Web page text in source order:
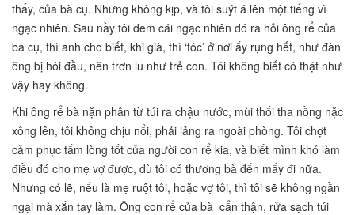
thấy, của bà cụ. Nhưng không kịp, và tôi suýt á lên một tiếng vì
ngạc nhiên. Sau nầy tôi đem cái ngạc nhiên đó ra hỏi ông rể của
bà cụ, thì anh cho biết, khi già, thì ‘tóc’ ở nơi ấy rụng hết, như đàn
ông bị hói đầu, nên trơn lu như trẻ con. Tôi không biết có thật như
vậy hay không.
Khi ông rể bà nặn phân từ túi ra chậu nước, mùi thối tha nồng nặc
xông lên, tôi không chịu nổi, phải lảng ra ngoài phòng. Tôi chợt
cảm phục tấm lòng tốt của người con rể kia, và biết mình khó làm
điều đó cho mẹ vợ được, dù tôi có thương bà đến mấy đi nữa.
Nhưng có lẽ, nếu là mẹ ruột tôi, hoặc vợ tôi, thì tôi sẽ không ngần
ngại mà xắn tay làm. Ông con rể của bà cẩn thận, rửa sạch túi